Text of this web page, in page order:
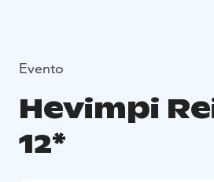
Evento
Hevimpi
12*